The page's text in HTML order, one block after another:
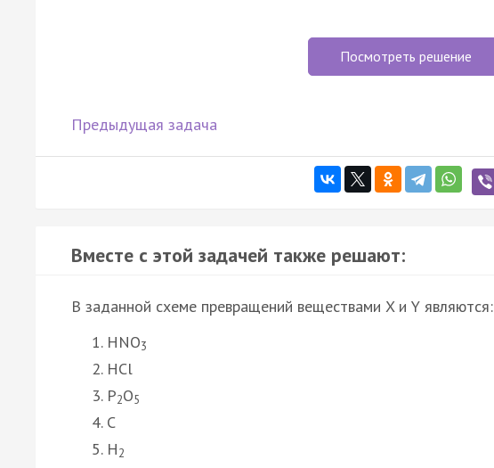
Посмотреть решение
Предыдущая задача
Вместе с этой задачей также решают:
В заданной схеме превращений веществами X и Y являются:
HNO3
HCl
P2O5
C
H2